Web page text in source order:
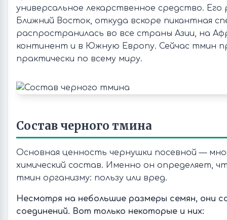
универсальное лекарственное средство.
Ближний Восток, откуда вскоре пикантная
распространилась во все страны Азии, на
континент и в Южную Европу. Сейчас тмин
практически по всему миру.
Состав черного тмина
Основная ценность чернушки посевной —
химический состав. Именно он определяет,
тмин организму: пользу или вред.
Несмотря на небольшие размеры семян, они
соединений. Вот только некоторые и них: